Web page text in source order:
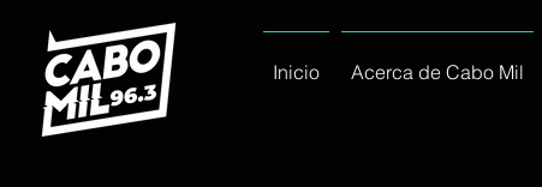
Inicio Acerca de Cabo Mil